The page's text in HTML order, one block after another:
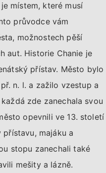
místem, které musí
průvodce vám
možnostech pěší
aut. Historie Chanie je
přístav. Město bylo
n. l. a zažilo vzestup a
zde zanechala svou
opevnili ve 13. století
majáku a
stopu zanechali také
mešity a lázně.